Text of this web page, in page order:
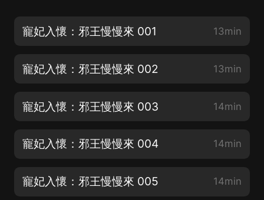
寵妃入懷：邪王慢慢來 001 13min
寵妃入懷：邪王慢慢來 002 13min
寵妃入懷：邪王慢慢來 003 14min
寵妃入懷：邪王慢慢來 004 14min
寵妃入懷：邪王慢慢來 005 14min